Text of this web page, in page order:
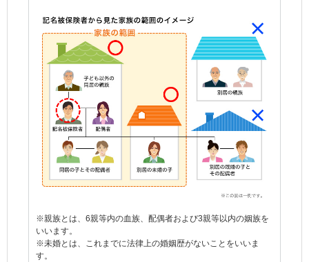
※親族とは、6親等内の血族、配偶者および3親等以内の姻族を
いいます。
※未婚とは、これまでに法律上の婚姻歴がないことをいいま
す。